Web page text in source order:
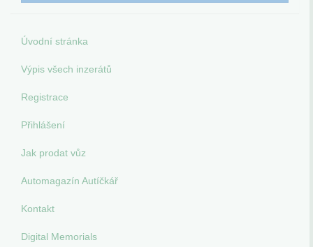
Úvodní stránka
Výpis všech inzerátů
Registrace
Přihlášení
Jak prodat vůz
Automagazín Autíčkář
Kontakt
Digital Memorials